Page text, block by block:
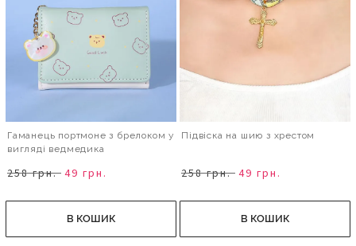
Гаманець портмоне з брелоком у
вигляді ведмедика
258 грн. 49 грн.
В КОШИК
Підвіска на шию з хрестом
258 грн. 49 грн.
В КОШИК